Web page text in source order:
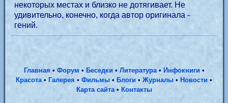
некоторых местах и близко не дотягивает. Не
удивительно, конечно, когда автор оригинала -
гений.
Главная • Форум• Беседки • Литература• Инфокниги •
Красота•Галерея• Фильмы • Блоги• Журналы • Новости •
Карта сайта•Контакты